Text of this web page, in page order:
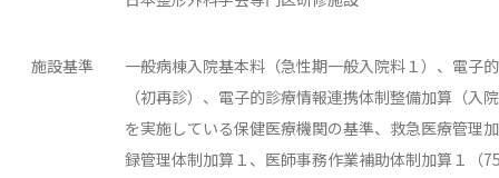
施設基準
一般病棟入院基本料（急性期一般入院料１）、電子
（初再診）、電子的診療情報連携体制整備加算（入
を実施している保健医療機関の基準、救急医療管理
録管理体制加算１、医師事務作業補助体制加算１（